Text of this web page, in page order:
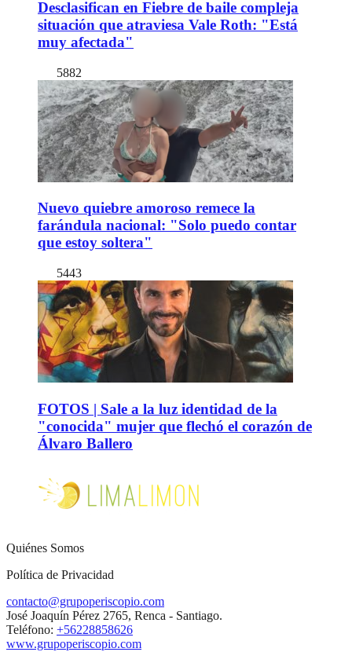
Desclasifican en Fiebre de baile compleja
situación que atraviesa Vale Roth: "Está
muy afectada"
5882
Nuevo quiebre amoroso remece la
farándula nacional: "Solo puedo contar
que estoy soltera"
5443
FOTOS | Sale a la luz identidad de la
"conocida" mujer que flechó el corazón de
Álvaro Ballero
Quiénes Somos
Política de Privacidad
contacto@grupoperiscopio.com
José Joaquín Pérez 2765, Renca - Santiago.
Teléfono: +56228858626
www.grupoperiscopio.com